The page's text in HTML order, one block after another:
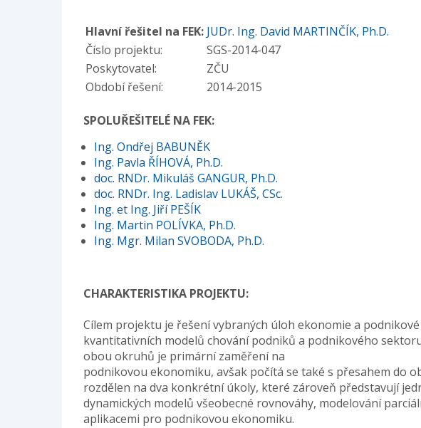
Hlavní řešitel na FEK: JUDr. Ing. David MARTINČÍK, Ph.D.
Číslo projektu:
SGS-2014-047
Poskytovatel:
ZČU
Období řešení:
2014-2015
SPOLUŘEŠITELÉ NA FEK:
Ing. Ondřej BABUNĚK
Ing. Pavla ŘÍHOVÁ, Ph.D.
doc. RNDr. Mikuláš GANGUR, Ph.D.
doc. RNDr. Ing. Ladislav LUKÁŠ, CSc.
Ing. et Ing. Jiří PEŠÍK
Ing. Martin POLÍVKA, Ph.D.
Ing. Mgr. Milan SVOBODA, Ph.D.
CHARAKTERISTIKA PROJEKTU:
Cílem projektu je řešení vybraných úloh ekonomie a
kvantitativních modelů chování podniků a podnikového
obou okruhů je primární zaměření na
podnikovou ekonomiku, avšak počítá se také s přesahem do
rozdělen na dva konkrétní úkoly, které zároveň představují
dynamických modelů všeobecné rovnováhy, modelování
aplikacemi pro podnikovou ekonomiku.